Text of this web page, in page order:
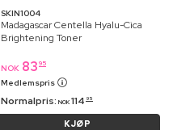
SKIN1004
Madagascar Centella Hyalu-Cica
Brightening Toner
NOK 83 95
Medlemspris
Normalpris: NOK 114 95
KJØP